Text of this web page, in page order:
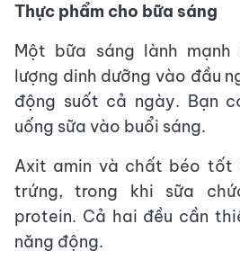
Thực phẩm cho bữa sáng
Một bữa sáng lành
lượng dinh dưỡng vào đầu
động suốt cả ngày. Bạn
uống sữa vào buổi sáng.
Axit amin và chất béo tốt
trứng, trong khi sữa
protein. Cả hai đều cần
năng động.